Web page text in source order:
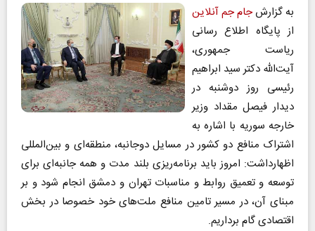
به گزارشجام جم آنلاین
از پایگاه اطلاع رسانی
ریاست جمهوری،
آیت‌الله دکتر سید ابراهیم
رئیسی روز دوشنبه در
دیدار فیصل مقداد وزیر
خارجه سوریه با اشاره به
اشتراک منافع دو کشور در مسایل دوجانبه، منطقه‌ای و بین‌المللی
اظهارداشت: امروز باید برنامه‌ریزی بلند مدت و همه جانبه‌ای برای
توسعه و تعمیق روابط و مناسبات تهران و دمشق انجام شود و بر
مبنای آن، در مسیر تامین منافع ملت‌های خود خصوصا در بخش
اقتصادی گام برداریم.